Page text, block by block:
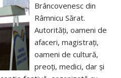
Brâncovenesc din
Râmnicu Sărat.
Autorități, oameni de
afaceri, magistrați,
oameni de cultură,
preoți, medici, dar și